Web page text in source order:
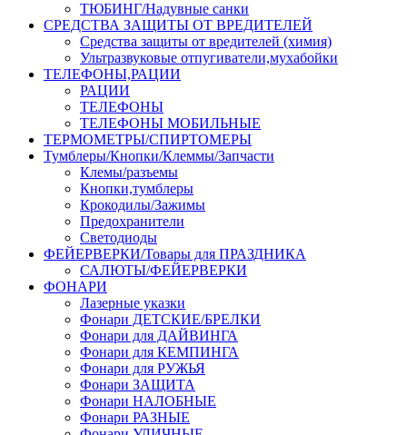
ТЮБИНГ/Надувные санки
СРЕДСТВА ЗАЩИТЫ ОТ ВРЕДИТЕЛЕЙ
Средства защиты от вредителей (химия)
Ультразвуковые отпугиватели,мухабойки
ТЕЛЕФОНЫ,РАЦИИ
РАЦИИ
ТЕЛЕФОНЫ
ТЕЛЕФОНЫ МОБИЛЬНЫЕ
ТЕРМОМЕТРЫ/СПИРТОМЕРЫ
Тумблеры/Кнопки/Клеммы/Запчасти
Клемы/разъемы
Кнопки,тумблеры
Крокодилы/Зажимы
Предохранители
Светодиоды
ФЕЙЕРВЕРКИ/Товары для ПРАЗДНИКА
САЛЮТЫ/ФЕЙЕРВЕРКИ
ФОНАРИ
Лазерные указки
Фонари ДЕТСКИЕ/БРЕЛКИ
Фонари для ДАЙВИНГА
Фонари для КЕМПИНГА
Фонари для РУЖЬЯ
Фонари ЗАЩИТА
Фонари НАЛОБНЫЕ
Фонари РАЗНЫЕ